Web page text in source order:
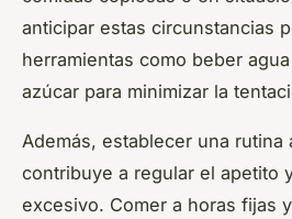
anticipar estas circunstancias
herramientas como beber
azúcar para minimizar la
Además, establecer una rutina
contribuye a regular el apetito
excesivo. Comer a horas fijas